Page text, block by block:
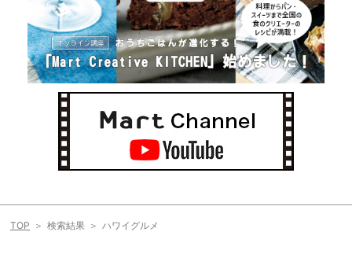
TOP 検索結果 ハワイグルメ